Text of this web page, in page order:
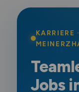
KARRIERE
Jobs